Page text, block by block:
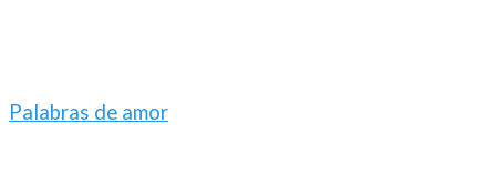
Palabras de amor